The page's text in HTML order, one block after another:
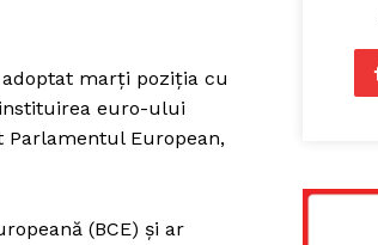
marți poziția cu
euro-ului
European,
(BCE) și ar